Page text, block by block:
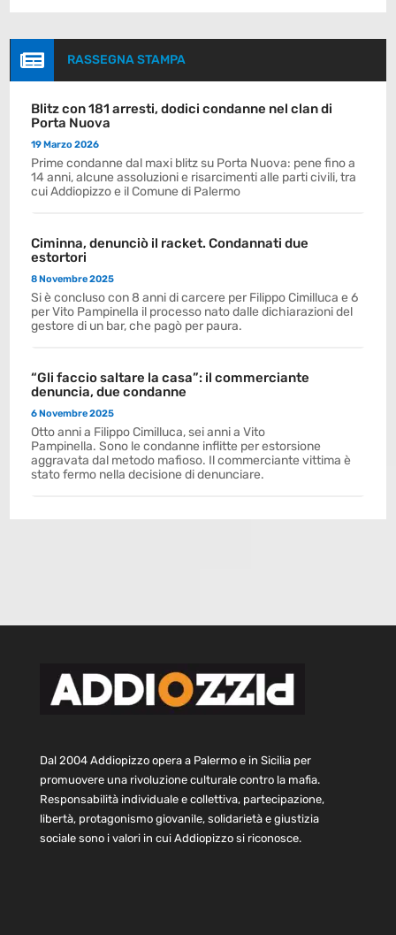
 RASSEGNA STAMPA
Blitz con 181 arresti, dodici condanne nel clan di
Porta Nuova
19 Marzo 2026
Prime condanne dal maxi blitz su Porta Nuova: pene fino a
14 anni, alcune assoluzioni e risarcimenti alle parti civili, tra
cui Addiopizzo e il Comune di Palermo
Ciminna, denunciò il racket. Condannati due
estortori
8 Novembre 2025
Si è concluso con 8 anni di carcere per Filippo Cimilluca e 6
per Vito Pampinella il processo nato dalle dichiarazioni del
gestore di un bar, che pagò per paura.
“Gli faccio saltare la casa”: il commerciante
denuncia, due condanne
6 Novembre 2025
Otto anni a Filippo Cimilluca, sei anni a Vito
Pampinella. Sono le condanne inflitte per estorsione
aggravata dal metodo mafioso. Il commerciante vittima è
stato fermo nella decisione di denunciare.
Dal 2004 Addiopizzo opera a Palermo e in Sicilia per
promuovere una rivoluzione culturale contro la mafia.
Responsabilità individuale e collettiva, partecipazione,
libertà, protagonismo giovanile, solidarietà e giustizia
sociale sono i valori in cui Addiopizzo si riconosce.